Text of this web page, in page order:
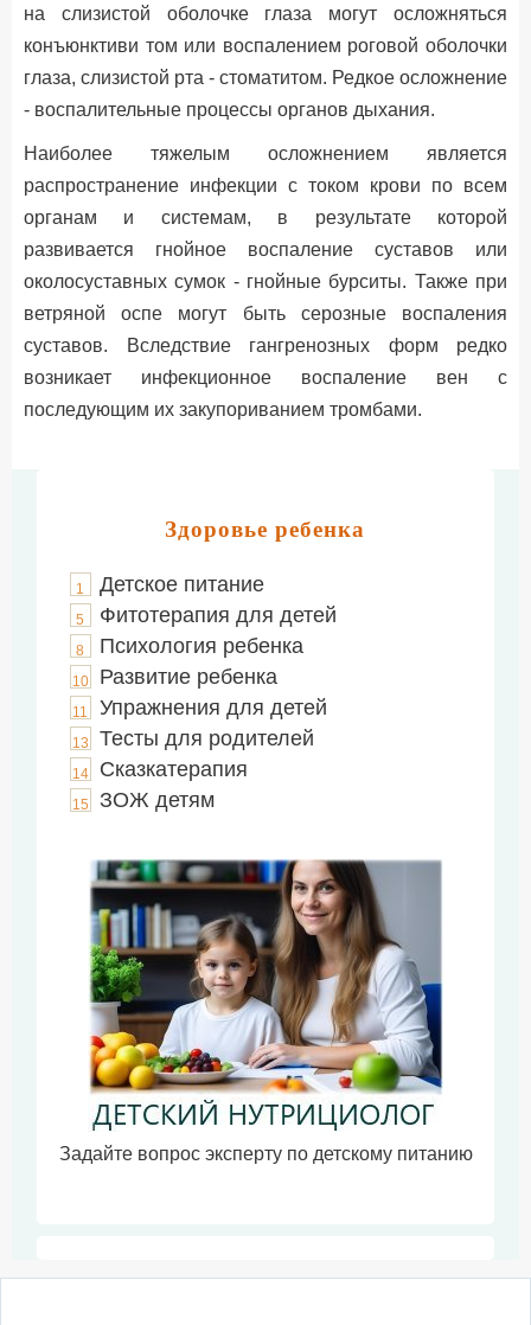
на слизистой оболочке глаза могут осложняться
конъюнктиви том или воспалением роговой оболочки
глаза, слизистой рта - стоматитом. Редкое осложнение
- воспалительные процессы органов дыхания.
Наиболее тяжелым осложнением является
распространение инфекции с током крови по всем
органам и системам, в результате которой
развивается гнойное воспаление суставов или
околосуставных сумок - гнойные бурситы. Также при
ветряной оспе могут быть серозные воспаления
суставов. Вследствие гангренозных форм редко
возникает инфекционное воспаление вен с
последующим их закупориванием тромбами.
Здоровье ребенка
1 Детское питание
5 Фитотерапия для детей
8 Психология ребенка
10 Развитие ребенка
11 Упражнения для детей
13 Тесты для родителей
14 Сказкатерапия
15 ЗОЖ детям
Задайте вопрос эксперту по детскому питанию